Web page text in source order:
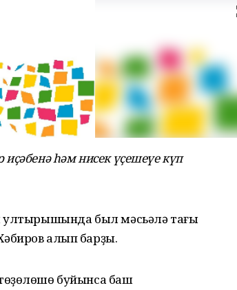
һәм нисек үҫешеүе күп
ултырышында был мәсьәлә тағы
алып барҙы.
буйынса баш